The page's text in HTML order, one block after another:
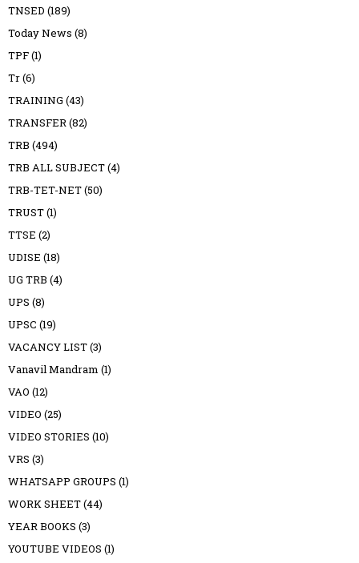
TNSED (189)
Today News (8)
TPF(1)
Tr(6)
TRAINING (43)
TRANSFER(82)
TRB (494)
TRB ALL SUBJECT(4)
TRB-TET-NET(50)
TRUST(1)
TTSE (2)
UDISE (18)
UG TRB (4)
UPS (8)
UPSC (19)
VACANCY LIST(3)
Vanavil Mandram (1)
VAO (12)
VIDEO (25)
VIDEO STORIES (10)
VRS (3)
WHATSAPP GROUPS (1)
WORK SHEET(44)
YEAR BOOKS (3)
YOUTUBE VIDEOS (1)